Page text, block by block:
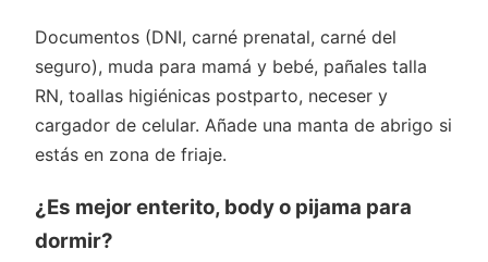
Documentos (DNI, carné prenatal, carné del
seguro), muda para mamá y bebé, pañales talla
RN, toallas higiénicas postparto, neceser y
cargador de celular. Añade una manta de abrigo si
estás en zona de friaje.
¿Es mejor enterito, body o pijama para
dormir?